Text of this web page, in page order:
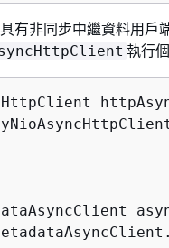
有非同步中繼資料用戶
執行